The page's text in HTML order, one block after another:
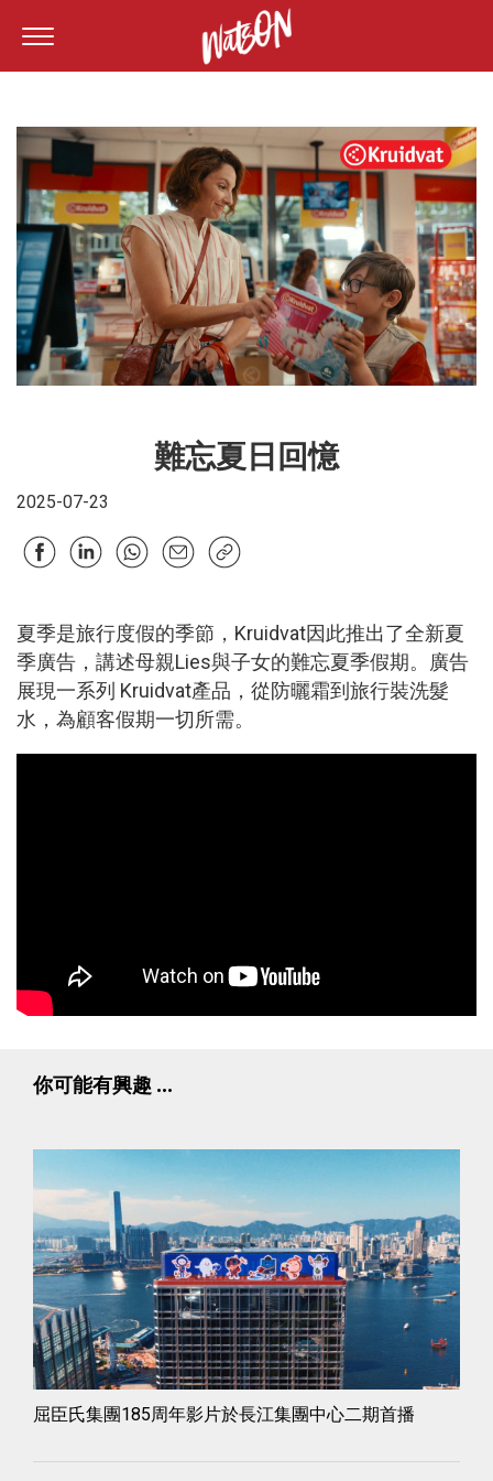
難忘夏日回憶
2025-07-23
夏季是旅行度假的季節，Kruidvat因此推出了全新夏
季廣告，講述母親Lies與子女的難忘夏季假期。廣告
展現一系列 Kruidvat產品，從防曬霜到旅行裝洗髮
水，為顧客假期一切所需。
你可能有興趣 ...
屈臣氏集團185周年影片於長江集團中心二期首播